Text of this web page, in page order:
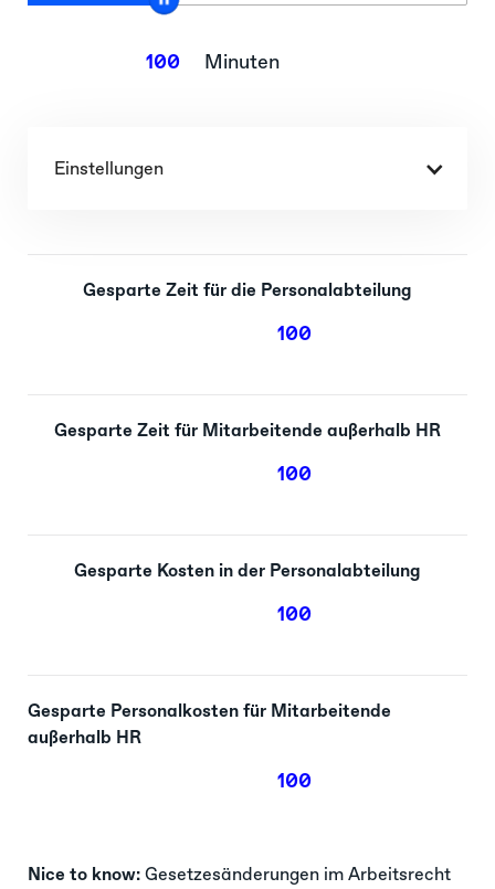
100 Minuten
Einstellungen
Gesparte Zeit für die Personalabteilung
100
Gesparte Zeit für Mitarbeitende außerhalb HR
100
Gesparte Kosten in der Personalabteilung
100
Gesparte Personalkosten für Mitarbeitende
außerhalb HR
100
Nice to know: Gesetzesänderungen im Arbeitsrecht